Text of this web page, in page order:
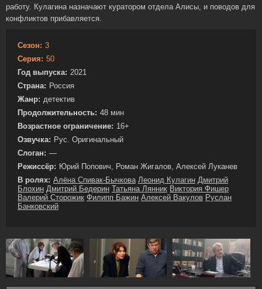
работу. Кулагина назначают куратором отдела Алисы, и поводов для
конфликтов прибавляется.
Сезон: 3
Серия: 50
Год выпуска: 2021
Страна: Россия
Жанр: детектив
Продолжительность: 48 мин
Возрастное ограничение: 16+
Озвучка: Рус. Оригинальный
Слоган: —
Режиссёр: Юрий Попович, Роман Жигалов, Алексей Луканев
В ролях: Алёна Спивак-Бычкова Леонид Кулагин Дмитрий
Блохин Дмитрий Бедерин Татьяна Лянник Виктория Фишер
Валерий Сторожик Филипп Бажин Алексей Вакулов Руслан
Банковский